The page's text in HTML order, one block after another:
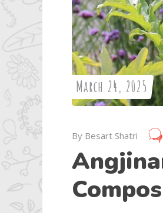
March 24, 2025
By Besart Shatri